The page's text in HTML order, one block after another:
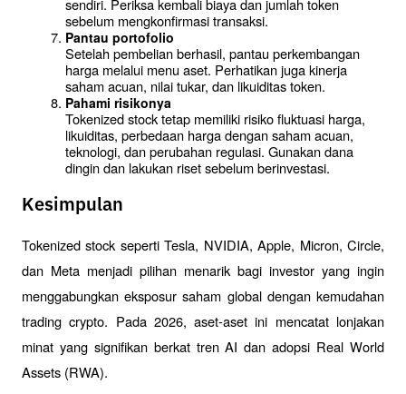
sendiri. Periksa kembali biaya dan jumlah token
sebelum mengkonfirmasi transaksi.
Pantau portofolio
Setelah pembelian berhasil, pantau perkembangan
harga melalui menu aset. Perhatikan juga kinerja
saham acuan, nilai tukar, dan likuiditas token.
Pahami risikonya
Tokenized stock tetap memiliki risiko fluktuasi harga,
likuiditas, perbedaan harga dengan saham acuan,
teknologi, dan perubahan regulasi. Gunakan dana
dingin dan lakukan riset sebelum berinvestasi.
Kesimpulan
Tokenized stock seperti Tesla, NVIDIA, Apple, Micron, Circle,
dan Meta menjadi pilihan menarik bagi investor yang ingin
menggabungkan eksposur saham global dengan kemudahan
trading crypto. Pada 2026, aset-aset ini mencatat lonjakan
minat yang signifikan berkat tren AI dan adopsi Real World
Assets (RWA).